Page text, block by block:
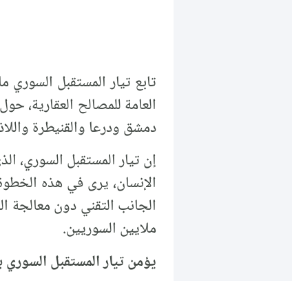
العامة للمصالح العقارية،
دمشق ودرعا والقنيطرة
الإنسان، يرى في هذه
الجانب التقني دون معالجة
ملايين السوريين.
يؤمن تيار المستقبل